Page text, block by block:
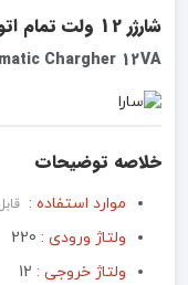
شارژر 12 ولت تمام اتوماتیک 6 آمپر
Chargher 12VA
خلاصه توضیحات
موارد استفاده :
ولتاژ ورودی : 220
ولتاژ خروجی : 12